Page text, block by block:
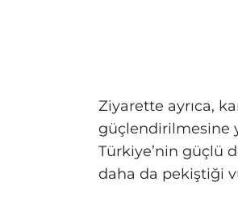
Ziyarette ayrıca,
güçlendirilmesine
Türkiye’nin güçlü
daha da pekiştiği